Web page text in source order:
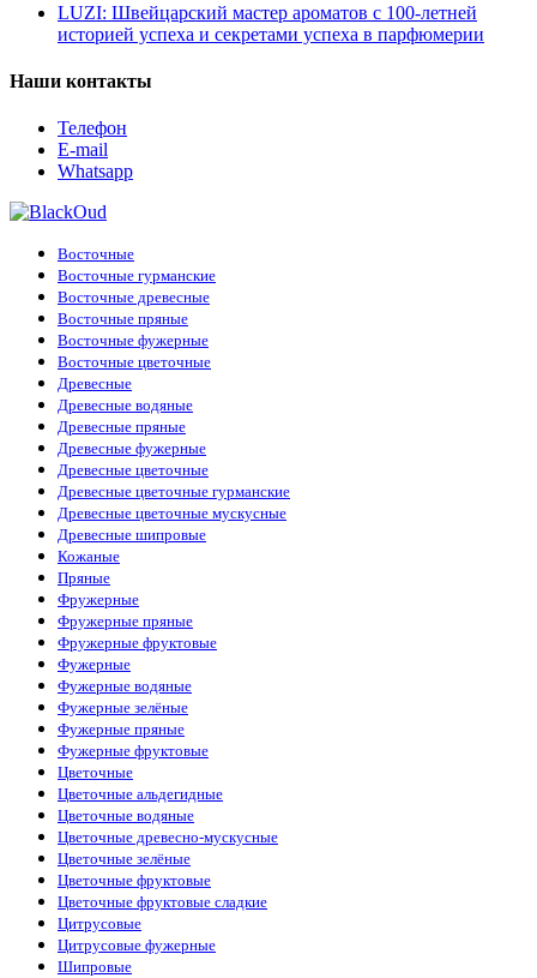
LUZI: Швейцарский мастер ароматов с 100-летней
историей успеха и секретами успеха в парфюмерии
Наши контакты
Телефон
E-mail
Whatsapp
Восточные
Восточные гурманские
Восточные древесные
Восточные пряные
Восточные фужерные
Восточные цветочные
Древесные
Древесные водяные
Древесные пряные
Древесные фужерные
Древесные цветочные
Древесные цветочные гурманские
Древесные цветочные мускусные
Древесные шипровые
Кожаные
Пряные
Фружерные
Фружерные пряные
Фружерные фруктовые
Фужерные
Фужерные водяные
Фужерные зелёные
Фужерные пряные
Фужерные фруктовые
Цветочные
Цветочные альдегидные
Цветочные водяные
Цветочные древесно-мускусные
Цветочные зелёные
Цветочные фруктовые
Цветочные фруктовые сладкие
Цитрусовые
Цитрусовые фужерные
Шипровые